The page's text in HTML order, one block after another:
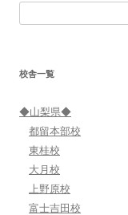
ン
校舎一覧
◆山梨県◆
都留本部校
東桂校
大月校
上野原校
富士吉田校